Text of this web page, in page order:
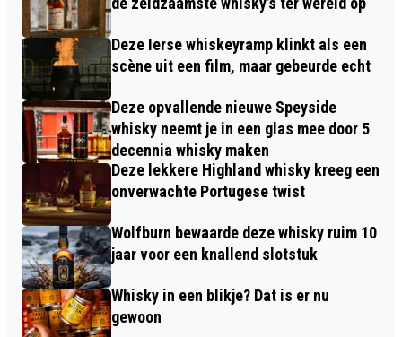
Deze Ierse whiskeyramp klinkt als een
scène uit een film, maar gebeurde echt
Deze opvallende nieuwe Speyside
whisky neemt je in een glas mee door 5
decennia whisky maken
Deze lekkere Highland whisky kreeg een
onverwachte Portugese twist
Wolfburn bewaarde deze whisky ruim 10
jaar voor een knallend slotstuk
Whisky in een blikje? Dat is er nu
gewoon